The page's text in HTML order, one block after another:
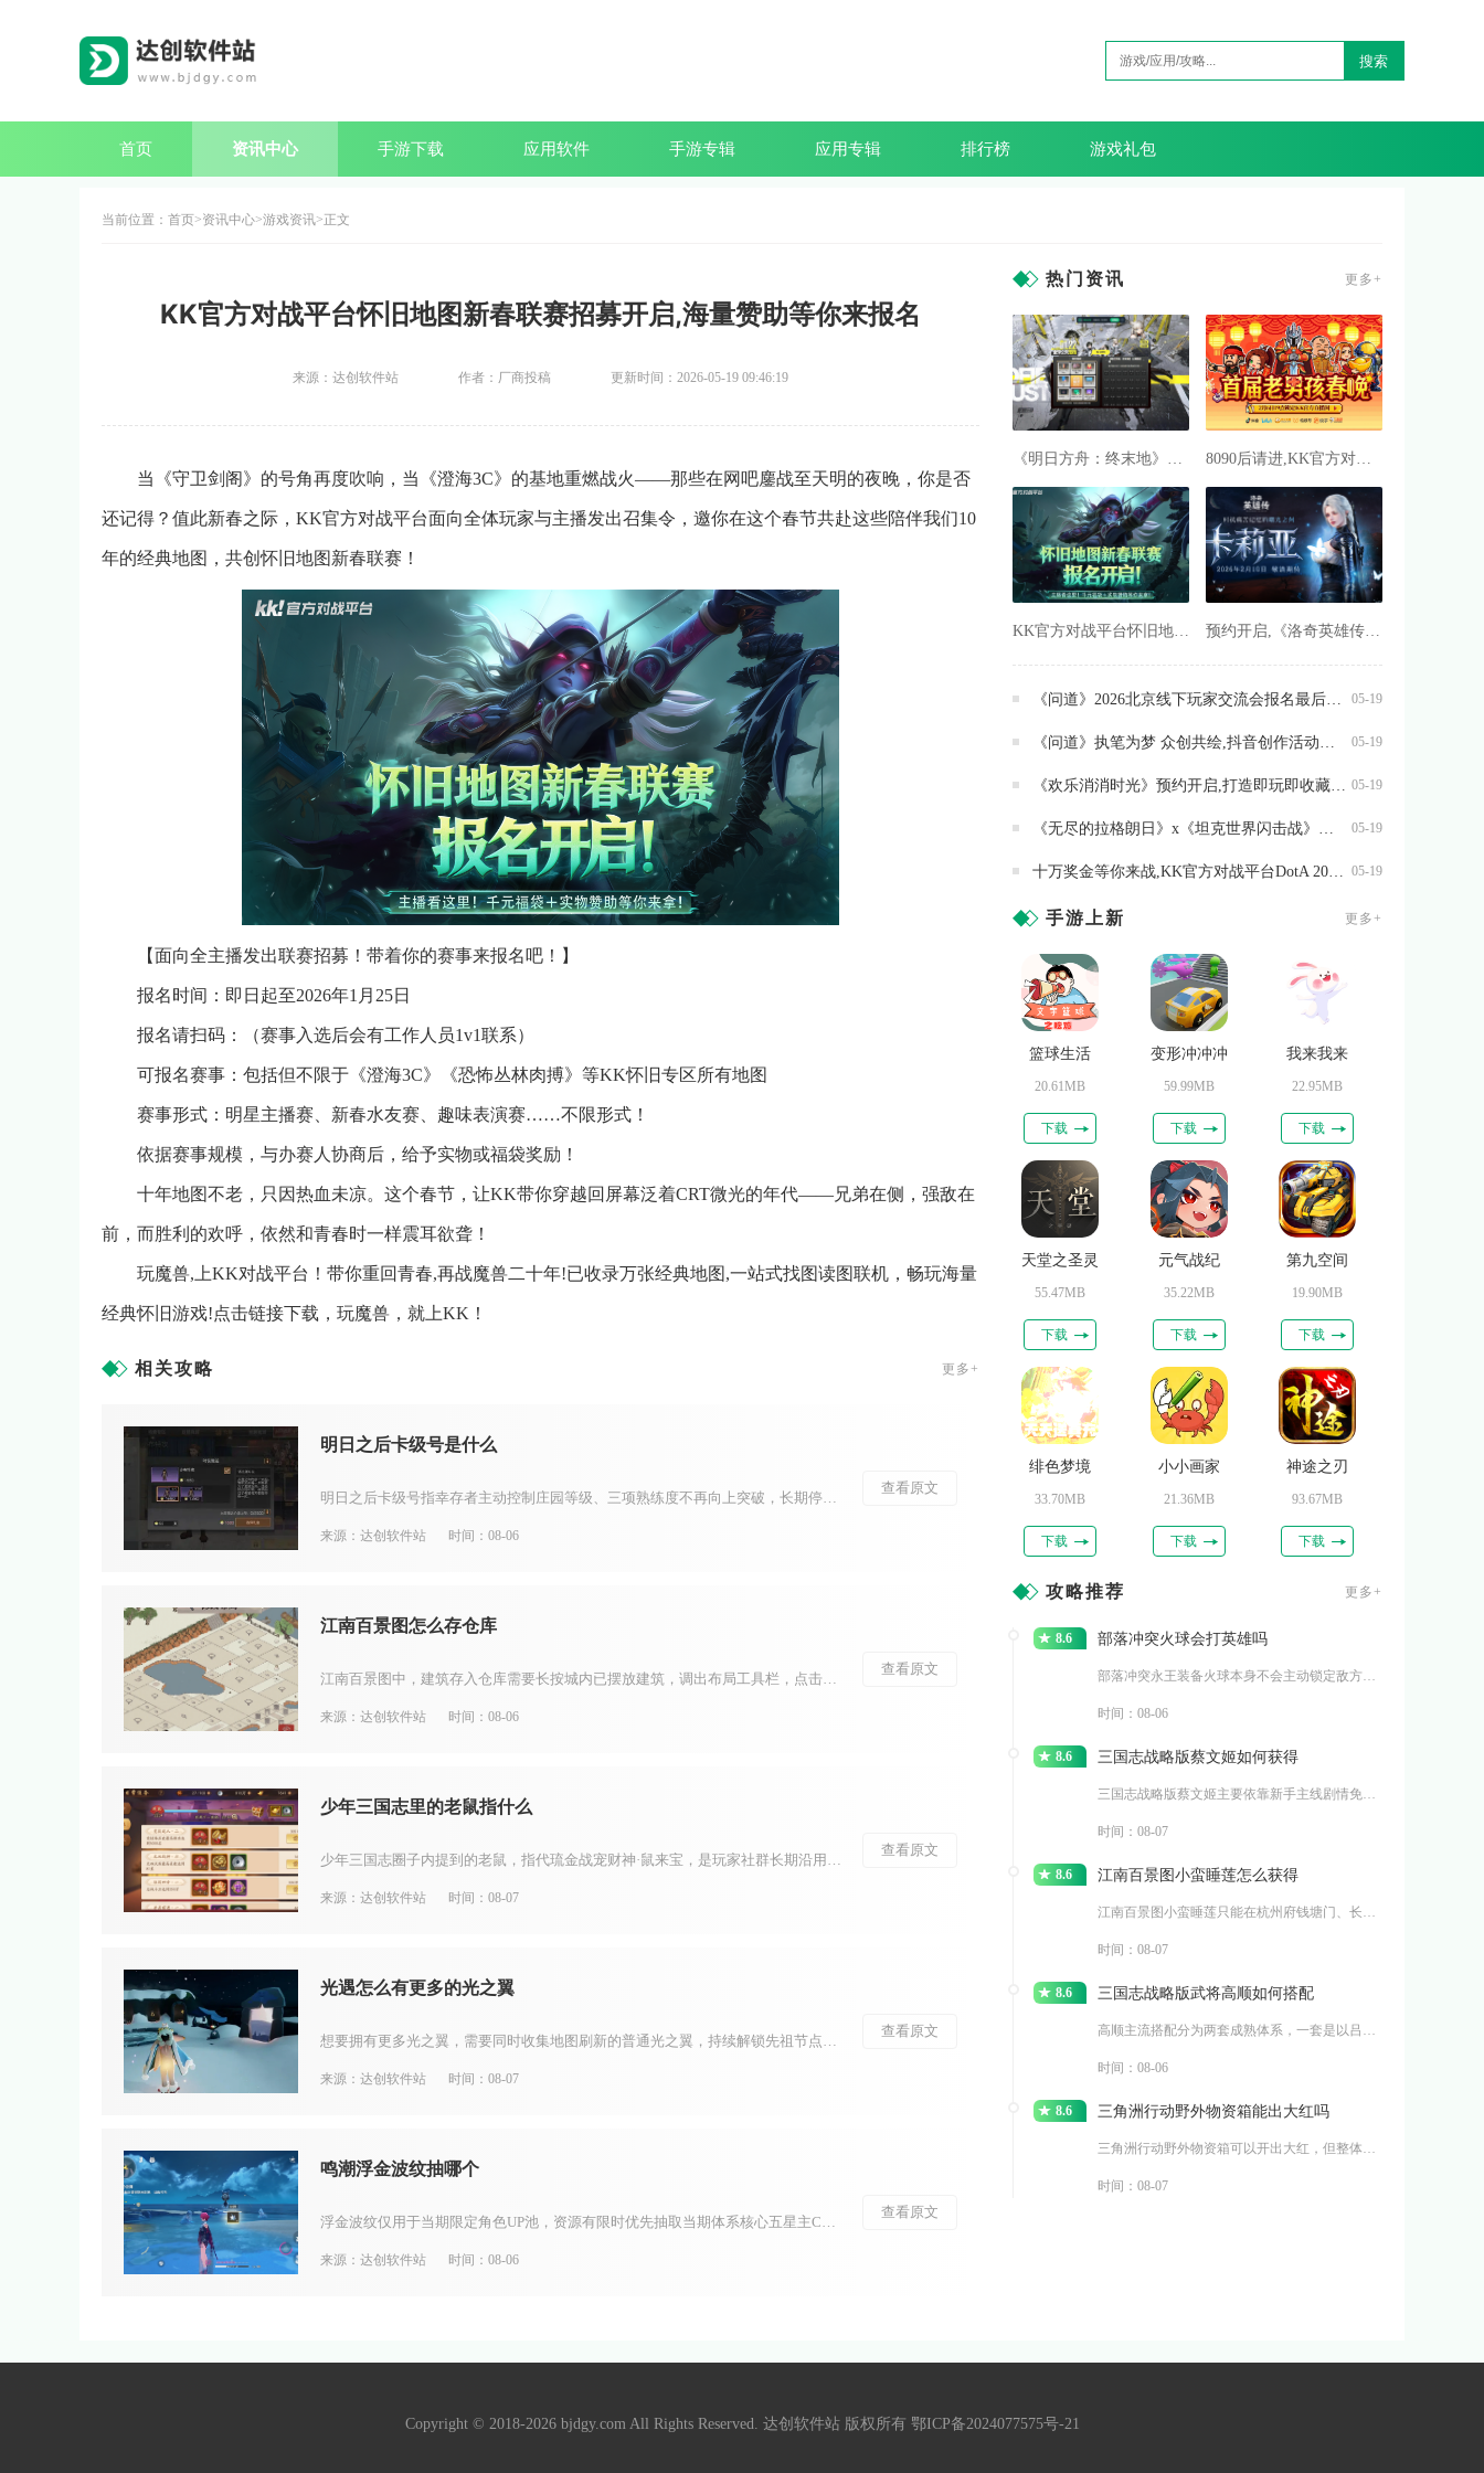
搜索
首页 资讯中心 手游下载 应用软件 手游专辑 应用专辑 排行榜 游戏礼包
当前位置： 首页 资讯中心 游戏资讯 正文
KK官方对战平台怀旧地图新春联赛招募开启,海量赞助等你来报名
来源：达创软件站 作者：厂商投稿 更新时间：2026-05-19 09:46:19
当《守卫剑阁》的号角再度吹响，当《澄海3C》的基地重燃战火——那些在网吧鏖战至天明的夜晚，你是否
还记得？值此新春之际，KK官方对战平台面向全体玩家与主播发出召集令，邀你在这个春节共赴这些陪伴我们10
年的经典地图，共创怀旧地图新春联赛！
【面向全主播发出联赛招募！带着你的赛事来报名吧！】
报名时间：即日起至2026年1月25日
报名请扫码：（赛事入选后会有工作人员1v1联系）
可报名赛事：包括但不限于《澄海3C》《恐怖丛林肉搏》等KK怀旧专区所有地图
赛事形式：明星主播赛、新春水友赛、趣味表演赛……不限形式！
依据赛事规模，与办赛人协商后，给予实物或福袋奖励！
十年地图不老，只因热血未凉。这个春节，让KK带你穿越回屏幕泛着CRT微光的年代——兄弟在侧，强敌在
前，而胜利的欢呼，依然和青春时一样震耳欲聋！
玩魔兽,上KK对战平台！带你重回青春,再战魔兽二十年!已收录万张经典地图,一站式找图读图联机，畅玩海量
经典怀旧游戏!点击链接下载，玩魔兽，就上KK！
相关攻略 更多+
明日之后卡级号是什么
来源：达创软件站 时间：08-06
查看原文
江南百景图怎么存仓库
来源：达创软件站 时间：08-06
查看原文
少年三国志里的老鼠指什么
来源：达创软件站 时间：08-07
查看原文
光遇怎么有更多的光之翼
来源：达创软件站 时间：08-07
查看原文
鸣潮浮金波纹抽哪个
来源：达创软件站 时间：08-06
查看原文
热门资讯 更多+
05-19
05-19
05-19
05-19
05-19
手游上新 更多+
篮球生活
20.61MB
下载
变形冲冲冲
59.99MB
下载
我来我来
22.95MB
下载
天堂之圣灵
55.47MB
下载
元气战纪
35.22MB
下载
第九空间
19.90MB
下载
绯色梦境
33.70MB
下载
小小画家
21.36MB
下载
神途之刃
93.67MB
下载
攻略推荐 更多+
8.6 部落冲突火球会打英雄吗
时间：08-06
8.6 三国志战略版蔡文姬如何获得
时间：08-07
8.6 江南百景图小蛮睡莲怎么获得
时间：08-07
8.6 三国志战略版武将高顺如何搭配
时间：08-06
8.6 三角洲行动野外物资箱能出大红吗
时间：08-07
Copyright © 2018-2026 bjdgy.com All Rights Reserved. 达创软件站 版权所有 鄂ICP备2024077575号-21